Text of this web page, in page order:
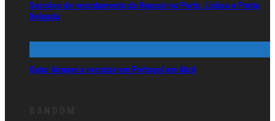
Sessões de recrutamento da Ryanair no Porto, Lisboa e Ponta
Delgada
Qatar Airways a recrutar em Portugal em Abril